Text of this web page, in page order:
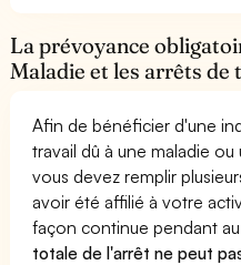
La prévoyance
Maladie et les arrêts de
Afin de bénéficier d'une
travail dû à une maladie
vous devez remplir
avoir été affilié à votre
façon continue pendant
totale de l'arrêt ne peut